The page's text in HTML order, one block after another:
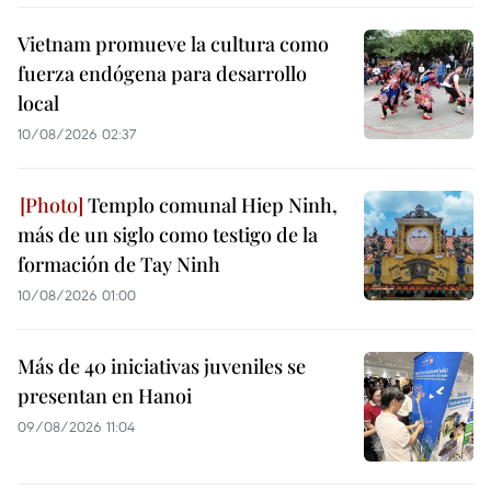
Vietnam promueve la cultura como
fuerza endógena para desarrollo
local
10/08/2026 02:37
Templo comunal Hiep Ninh,
más de un siglo como testigo de la
formación de Tay Ninh
10/08/2026 01:00
Más de 40 iniciativas juveniles se
presentan en Hanoi
09/08/2026 11:04